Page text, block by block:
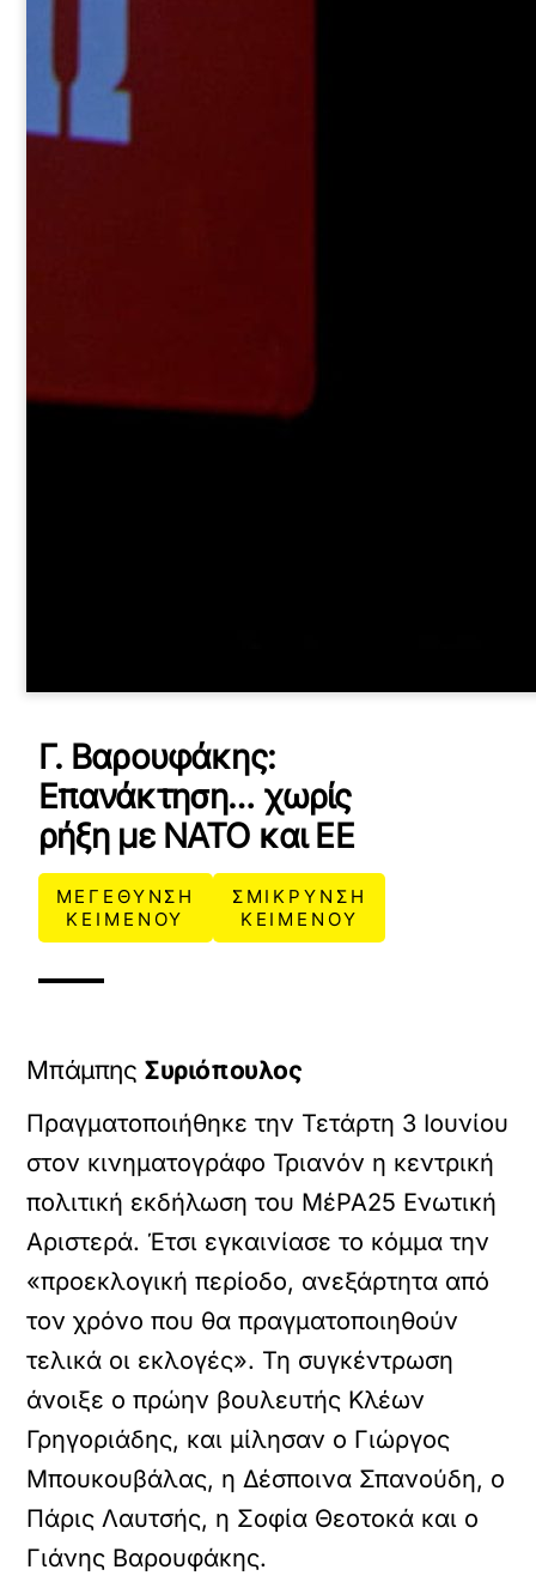
Γ. Βαρουφάκης:
Επανάκτηση… χωρίς
ρήξη με ΝΑΤΟ και ΕΕ
ΜΕΓΕΘΥΝΣΗ
ΚΕΙΜΕΝΟΥ
ΣΜΙΚΡΥΝΣΗ
ΚΕΙΜΕΝΟΥ
Μπάμπης Συριόπουλος
Πραγματοποιήθηκε την Τετάρτη 3 Ιουνίου
στον κινηματογράφο Τριανόν η κεντρική
πολιτική εκδήλωση του ΜέΡΑ25 Ενωτική
Αριστερά. Έτσι εγκαινίασε το κόμμα την
«προεκλογική περίοδο, ανεξάρτητα από
τον χρόνο που θα πραγματοποιηθούν
τελικά οι εκλογές». Τη συγκέντρωση
άνοιξε ο πρώην βουλευτής Κλέων
Γρηγοριάδης, και μίλησαν ο Γιώργος
Μπουκουβάλας, η Δέσποινα Σπανούδη, ο
Πάρις Λαυτσής, η Σοφία Θεοτοκά και ο
Γιάνης Βαρουφάκης.